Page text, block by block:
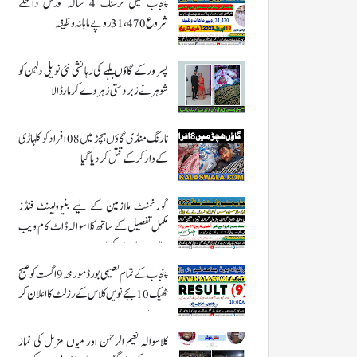
شروع 31،470 روپے ماہانہ وظیفہ
پسرور کے گاؤں بلہے کی رہائشی نئی نویلی دلہن کو
شوہر نے زبردستی زہر دے کر مار ڈالا
نارنگ منڈی گاؤں ہچڑ میں 08 افراد کو کلہاڑی
کے وار کر کے قتل کر دیا گیا
گورنمنٹ ملازمین کے لیے بنیوولینٹ فنڈز
مکمل تفصیل کے ساتھ کلاسوالہ ڈاٹ کام ویب
سائٹ پر ملاحضہ کریں
پنجاب کے تمام تعلیمی بورڈ مورخہ 9 اگست کو صبح
ٹھیک 10 بجے نویں کلاس کے رزلٹ کا اعلان کر
رہے ہیں
کلاسوالہ نعیم الرحمن اور میاں مزمل کی نماز